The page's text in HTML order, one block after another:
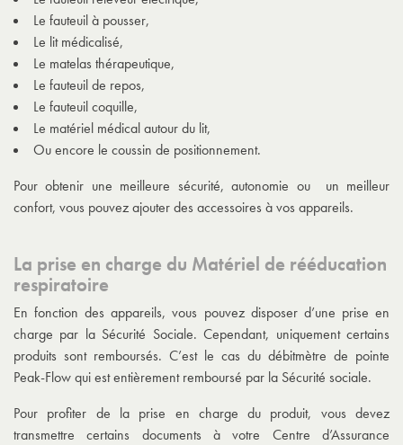
Le fauteuil à pousser,
Le lit médicalisé,
Le matelas thérapeutique,
Le fauteuil de repos,
Le fauteuil coquille,
Le matériel médical autour du lit,
Ou encore le coussin de positionnement.
Pour obtenir une meilleure sécurité, autonomie ou un meilleur
confort, vous pouvez ajouter des accessoires à vos appareils.
La prise en charge du Matériel de rééducation
respiratoire
En fonction des appareils, vous pouvez disposer d’une prise en
charge par la Sécurité Sociale. Cependant, uniquement certains
produits sont remboursés. C’est le cas du débitmètre de pointe
Peak-Flow qui est entièrement remboursé par la Sécurité sociale.
Pour profiter de la prise en charge du produit, vous devez
transmettre certains documents à votre Centre d’Assurance